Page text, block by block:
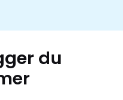
du